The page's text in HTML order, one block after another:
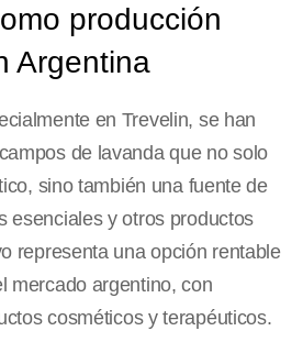
producción
Argentina
en Trevelin, se han
de lavanda que no solo
sino también una fuente de
esenciales y otros productos
representa una opción rentable
mercado argentino, con
cosméticos y terapéuticos.